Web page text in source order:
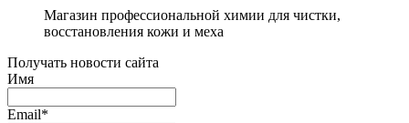
Магазин профессиональной химии для чистки,
восстановления кожи и меха
Получать новости сайта
Имя
Email*